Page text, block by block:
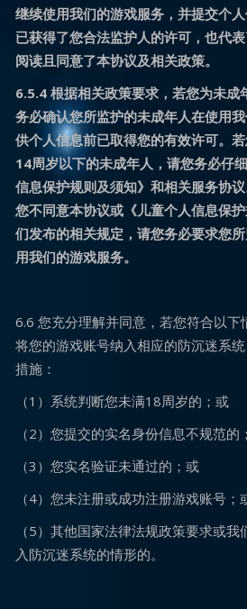
继续使用我们的游戏服务，并提交个
已获得了您合法监护人的许可，也代
阅读且同意了本协议及相关政策。
6.5.4 根据相关政策要求，若您为未成
务必确认您所监护的未成年人在使用
供个人信息前已取得您的有效许可。
14周岁以下的未成年人，请您务必仔
信息保护规则及须知》和相关服务协
您不同意本协议或《儿童个人信息保
们发布的相关规定，请您务必要求您
用我们的游戏服务。
6.6 您充分理解并同意，若您符合以下
将您的游戏账号纳入相应的防沉迷系
措施：
（1）系统判断您未满18周岁的；或
（2）您提交的实名身份信息不规范的
（3）您实名验证未通过的；或
（4）您未注册或成功注册游戏账号；
（5）其他国家法律法规政策要求或
入防沉迷系统的情形的。